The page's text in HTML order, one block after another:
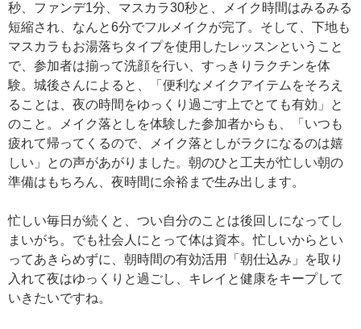
秒、ファンデ1分、マスカラ30秒と、メイク時間はみるみる
短縮され、なんと6分でフルメイクが完了。そして、下地も
マスカラもお湯落ちタイプを使用したレッスンということ
で、参加者は揃って洗顔を行い、すっきりラクチンを体
験。城後さんによると、「便利なメイクアイテムをそろえ
ることは、夜の時間をゆっくり過ごす上でとても有効」と
のこと。メイク落としを体験した参加者からも、「いつも
疲れて帰ってくるので、メイク落としがラクになるのは嬉
しい」との声があがりました。朝のひと工夫が忙しい朝の
準備はもちろん、夜時間に余裕まで生み出します。
忙しい毎日が続くと、つい自分のことは後回しになってし
まいがち。でも社会人にとって体は資本。忙しいからとい
ってあきらめずに、朝時間の有効活用「朝仕込み」を取り
入れて夜はゆっくりと過ごし、キレイと健康をキープして
いきたいですね。